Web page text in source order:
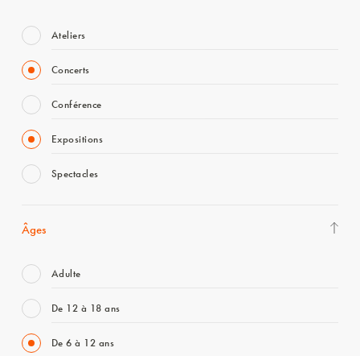
Ateliers
Concerts
Conférence
Expositions
Spectacles
Âges
Adulte
De 12 à 18 ans
De 6 à 12 ans